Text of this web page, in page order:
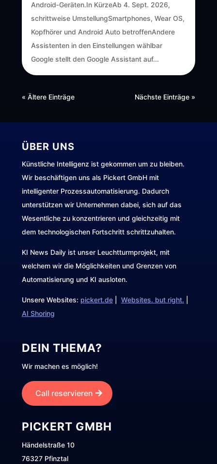
Android‑Geräten.In KürzeAb 4. Sept. 2026,
schrittweise UmstellungSmartphones, Wear OS,
Kopfhörer und Android Auto betroffenAndere
Assistenten in den Einstellungen wählbar
Google stellt den Google Assistant auf...
« Ältere Einträge Nächste Einträge »
ÜBER UNS
Künstliche Intelligenz ist gekommen um zu bleiben.
Wir beschäftigen uns als Pickert GmbH mit
intelligenter Prozessautomatisierung. Dadurch
unterstützen wir Unternehmen dabei, sich auf das
Wesentliche zu konzentrieren und gleichzeitig mit
dem technologischen Fortschritt schrittzuhalten.
KI News Daily ist unser Leuchtturmprojekt, mit
welchem wir die Möglichkeiten und Grenzen von
Automatisierung und KI ausloten.
Unsere Websites: pickert.de| Websites. but right.
AI Shoring
DEIN THEMA?
Wir machen es möglich!
Call reservieren
PICKERT GMBH
Händelstraße 10
76327 Pfinztal